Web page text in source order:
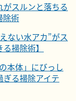
がスルンと落ちる
除術
ない水アカ”がス
掃除術】
本体」にびっし
ぎる掃除アイテ